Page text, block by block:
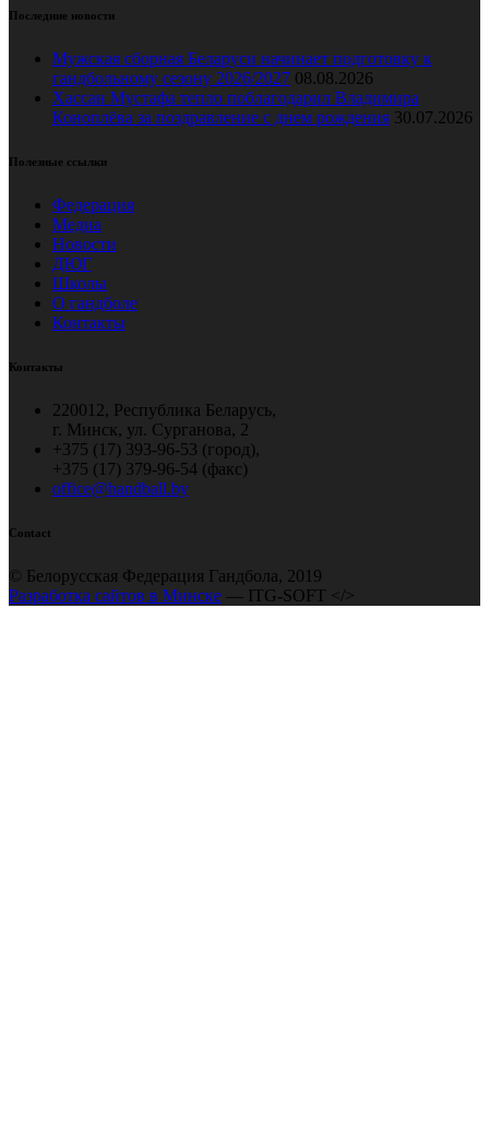
Последние новости
Мужская сборная Беларуси начинает подготовку к
гандбольному сезону 2026/2027 08.08.2026
Хассан Мустафа тепло поблагодарил Владимира
Коноплёва за поздравление с днем рождения 30.07.2026
Полезные ссылки
Федерация
Медиа
Новости
ДЮГ
Школы
О гандболе
Контакты
Контакты
220012, Республика Беларусь,
г. Минск, ул. Сурганова, 2
+375 (17) 393-96-53 (город),
+375 (17) 379-96-54 (факс)
office@handball.by
Contact
© Белорусская Федерация Гандбола, 2019
Разработка сайтов в Минске — ITG-SOFT </>